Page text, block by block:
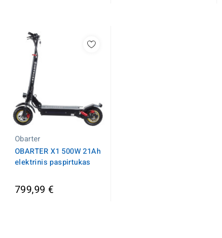
Obarter
OBARTER X1 500W 21Ah
elektrinis paspirtukas
799,99 €